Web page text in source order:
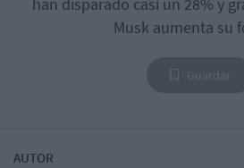
Musk aumenta su
AUTOR